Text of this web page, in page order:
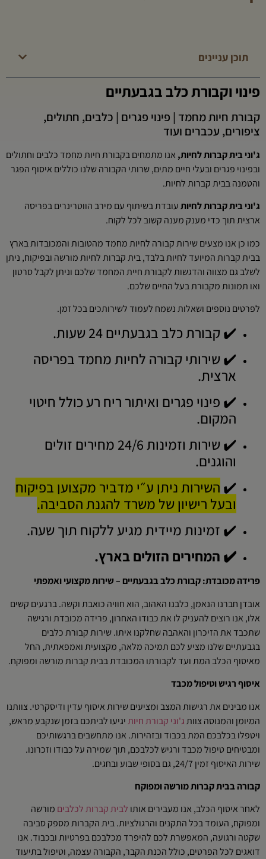
תוכן עניינים
פינוי וקבורת כלב בגבעתיים
קבורת חיות מחמד | פינוי פגרים | כלבים, חתולים,
ציפורים, עכברים ועוד
ג'וני בית קברות לחיות, אנו מתמחים בקבורת חיות מחמד כלבים וחתולים
ובפינוי פגרים ובעלי חיים מתים, שרותי הקבורה שלנו כוללים איסוף הפגר
והטמנה בבית קברות לחיות.
ג'וני בית קברות לחיותעובדת בשיתוף עם מירב הווטרינרים בפריסה
ארצית תוך כדי מענק מענה קשוב לכל לקוח.
כמו כן אנו מצעים שירות קבורה לחיות מחמד מהטובות והמכובדות בארץ
בבית קברות המיועד לחיות בלבד, בית קברות לחיות מורשה ובפיקוח, ניתן
לשלב גם מצווה והדגשות לקבורת חיית המחמד שלכם וניתן לקבל סרטון
ואו תמונות מקבורת בעל החיים שלכם.
לפרטים נוספים ושאלות נשמח לעמוד לשירותכים בכל זמן.
✔️ קבורת כלב בגבעתיים 24 שעות.
✔️ שירותי קבורה לחיות מחמד בפריסה
ארצית.
✔️ פינוי פגרים ואיתור ריח רע כולל חיטוי
המקום.
✔️ שירות וזמינות 24/6 מחירים זולים
והוגנים.
✔️ השירות ניתן ע״י מדביר מקצוען בפיקוח
ובעל רישיון של משרד להגנת הסביבה.
✔️ זמינות מיידית מגיע ללקוח תוך שעה.
✔️ המחירים הזולים בארץ.
פרידה מכובדת: קבורת כלב בגבעתיים – שירות מקצועי ואמפתי
אובדן חברנו הנאמן, כלבנו האהוב, הוא חוויה כואבת וקשה. ברגעים קשים
אלו, אנו רוצים להעניק לו את כבודו האחרון, פרידה מכובדת ורגישה
שתכבד את הזיכרון והאהבה שחלקנו איתו. שירות קבורת כלבים
בגבעתיים שלנו מציע לכם תמיכה מלאה, מקצועית ואמפאתית, החל
מאיסוף הכלב המת ועד לקבורתו המכובדת בבית קברות מורשה ומפוקח.
איסוף רגיש וטיפול מכבד
אנו מבינים את רגישות המצב ומציעים שירות איסוף עדין ודיסקרטי. צוותנו
המיומן והמנוסה צוותג'וני קבורת חיותיגיעו לביתכם בזמן שנקבע מראש,
ויטפלו בכלבכם המת בכבוד ובזהירות. אנו מתחשבים ברגשותיכם
ומבטיחים טיפול מכבד ורגיש לכלבכם, תוך שמירה על כבודו וזכרונו.
שירות האיסוף זמין 24/7, גם בסופי שבוע ובחגים.
קבורה בבית קברות מורשה ומפוקח
לאחר איסוף הכלב, אנו מעבירים אותו לבית קברות לכלבים מורשה
ומפוקח, העומד בכל התקנים והרגולציות. בית הקברות מספק סביבה
שקטה ורגועה, המאפשרת לכם להיפרד מכלבכם בפרטיות ובכבוד. אנו
דואגים לכל הפרטים, כולל הכנת הקבר, הקבורה עצמה, וטיפול בתיעוד